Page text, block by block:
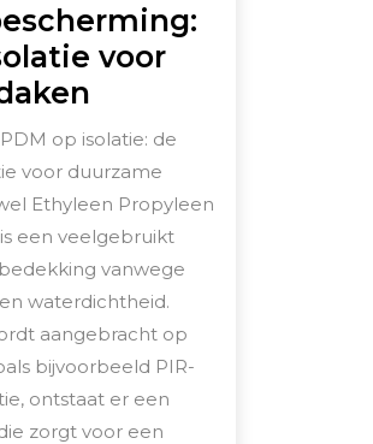
voor
bescherming:
EPDM
op
isolatie
voor
duurzame
daken
op isolatie: de
voor duurzame
Ethyleen Propyleen
een veelgebruikt
vanwege
waterdichtheid.
aangebracht op
bijvoorbeeld PIR-
ontstaat er een
zorgt voor een